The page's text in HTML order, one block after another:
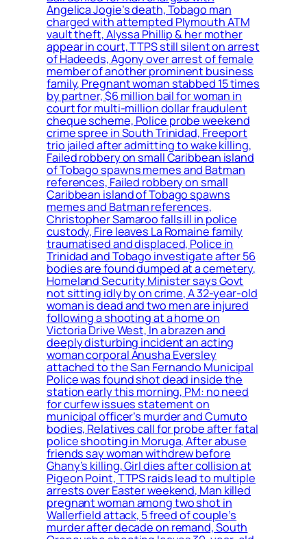
Angelica Jogie’s death, Tobago man
charged with attempted Plymouth ATM
vault theft, Alyssa Phillip & her mother
appear in court, TTPS still silent on arrest
of Hadeeds, Agony over arrest of female
member of another prominent business
family, Pregnant woman stabbed 15 times
by partner, $6 million bail for woman in
court for multi-million dollar fraudulent
cheque scheme, Police probe weekend
crime spree in South Trinidad, Freeport
trio jailed after admitting to wake killing,
Failed robbery on small Caribbean island
of Tobago spawns memes and Batman
references, Failed robbery on small
Caribbean island of Tobago spawns
memes and Batman references,
Christopher Samaroo falls ill in police
custody, Fire leaves La Romaine family
traumatised and displaced, Police in
Trinidad and Tobago investigate after 56
bodies are found dumped at a cemetery,
Homeland Security Minister says Govt
not sitting idly by on crime, A 32-year-old
woman is dead and two men are injured
following a shooting at a home on
Victoria Drive West, In a brazen and
deeply disturbing incident an acting
woman corporal Anusha Eversley
attached to the San Fernando Municipal
Police was found shot dead inside the
station early this morning, PM: no need
for curfew issues statement on
municipal officer’s murder and Cumuto
bodies, Relatives call for probe after fatal
police shooting in Moruga, After abuse
friends say woman withdrew before
Ghany’s killing, Girl dies after collision at
Pigeon Point, TTPS raids lead to multiple
arrests over Easter weekend, Man killed
pregnant woman among two shot in
Wallerfield attack, 5 freed of couple’s
murder after decade on remand, South